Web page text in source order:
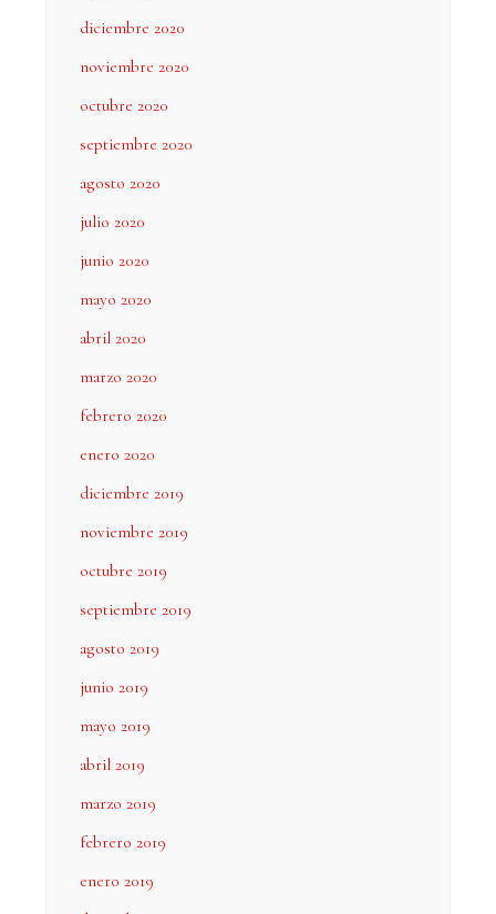
diciembre 2020
noviembre 2020
octubre 2020
septiembre 2020
agosto 2020
julio 2020
junio 2020
mayo 2020
abril 2020
marzo 2020
febrero 2020
enero 2020
diciembre 2019
noviembre 2019
octubre 2019
septiembre 2019
agosto 2019
junio 2019
mayo 2019
abril 2019
marzo 2019
febrero 2019
enero 2019